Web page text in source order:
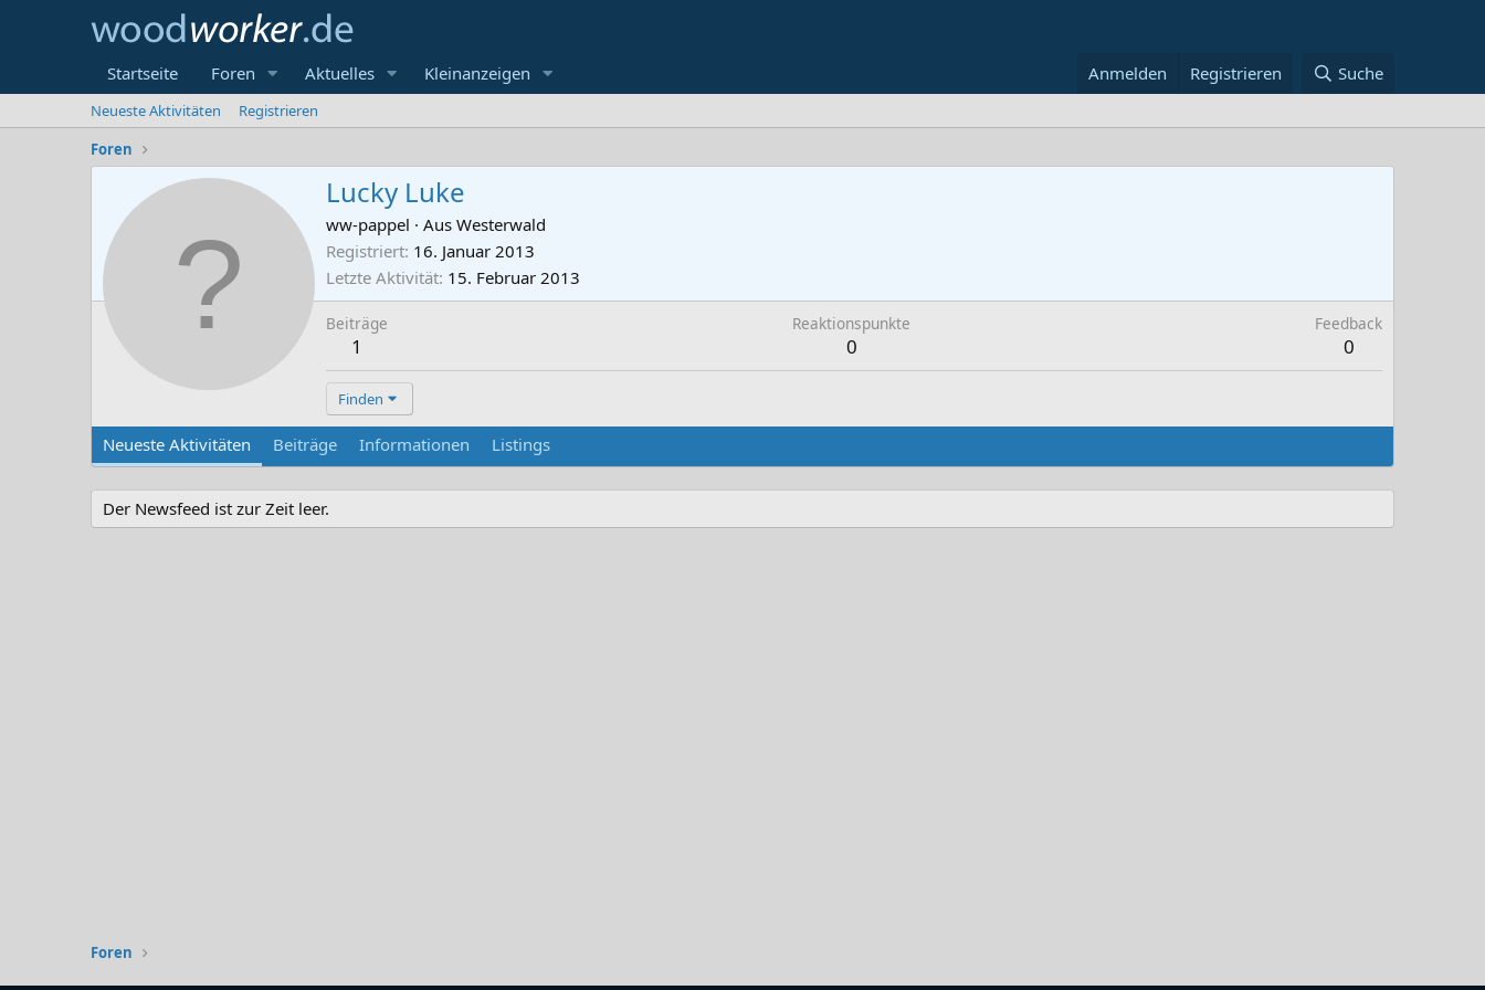
Startseite Foren Aktuelles Kleinanzeigen Anmelden Registrieren Suche
Neueste Aktivitäten
Registrieren
Foren
Lucky Luke
ww-pappel · Aus Westerwald
Registriert 16. Januar 2013
Letzte Aktivität 15. Februar 2013
Beiträge
1
Reaktionspunkte
0
Feedback
0
Finden
Neueste Aktivitäten Beiträge Informationen Listings
Der Newsfeed ist zur Zeit leer.
Foren